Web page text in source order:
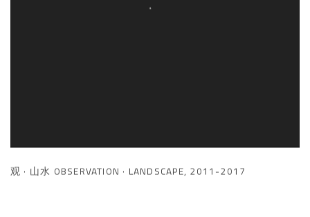
观 · 山水 OBSERVATION · LANDSCAPE, 2011-2017